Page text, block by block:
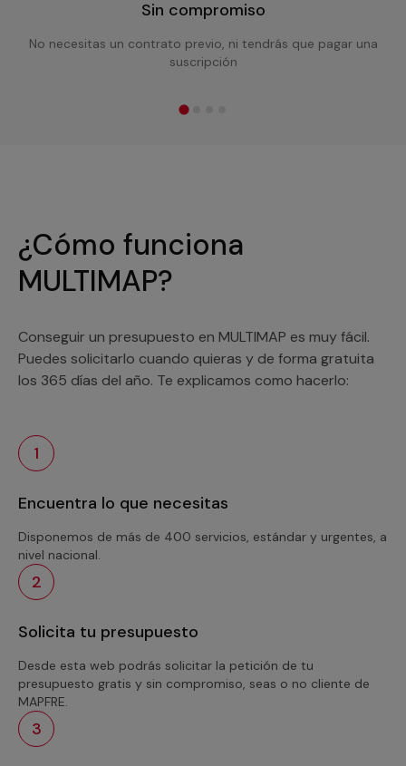
Sin compromiso
No necesitas un contrato previo, ni tendrás que pagar una
suscripción
¿Cómo funciona
MULTIMAP?
Conseguir un presupuesto en MULTIMAP es muy fácil.
Puedes solicitarlo cuando quieras y de forma gratuita
los 365 días del año. Te explicamos como hacerlo:
1
Encuentra lo que necesitas
Disponemos de más de 400 servicios, estándar y urgentes, a
nivel nacional.
2
Solicita tu presupuesto
Desde esta web podrás solicitar la petición de tu
presupuesto gratis y sin compromiso, seas o no cliente de
MAPFRE.
3